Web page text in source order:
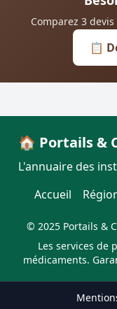
Comparez 3
📋
🏠 Portails &
L'annuaire des
Accueil
© 2025 Portails &
Les services de
médicaments.